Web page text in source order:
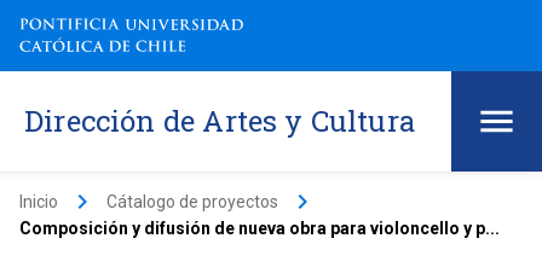
Dirección de Artes y Cultura
Inicio keyboard_arrow_right Cátalogo de proyectos keyboard_arrow_right
Composición y difusión de nueva obra para violoncello y p...